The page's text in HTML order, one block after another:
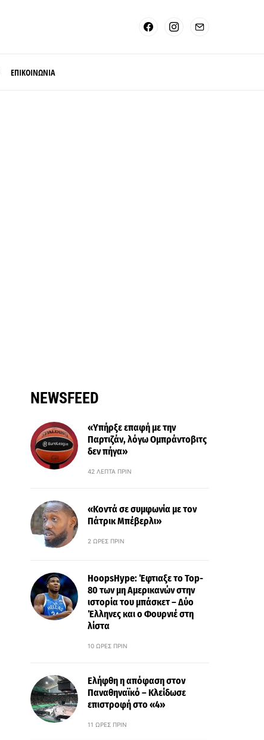
ΕΠΙΚΟΙΝΩΝΙΑ
NEWSFEED
«Υπήρξε επαφή με την
Παρτιζάν, λόγω Ομπράντοβιτς
δεν πήγα»
42 ΛΕΠΤΆ ΠΡΙΝ
«Κοντά σε συμφωνία με τον
Πάτρικ Μπέβερλι»
2 ΏΡΕΣ ΠΡΙΝ
HoopsHype: Έφτιαξε το Top-
80 των μη Αμερικανών στην
ιστορία του μπάσκετ – Δύο
Έλληνες και ο Φουρνιέ στη
λίστα
10 ΏΡΕΣ ΠΡΙΝ
Ελήφθη η απόφαση στον
Παναθηναϊκό – Κλείδωσε
επιστροφή στο «4»
11 ΏΡΕΣ ΠΡΙΝ